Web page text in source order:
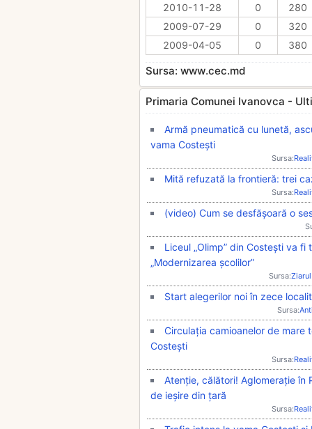
2010-11-28
0
280
2009-07-29
0
320
2009-04-05
0 380
Sursa: www.cec.md
Primaria Comunei Ivanovca -
Armă pneumatică cu lunetă,
vama Costești
Sursa:
Mită refuzată la frontieră: trei
Sursa:
(video) Cum se desfășoară o
Liceul „Olimp” din Costești va
„Modernizarea școlilor”
Sursa:
Start alegerilor noi în zece
Sursa:
Circulația camioanelor de mare
Costești
Sursa:
Atenție, călători! Aglomerație în
de ieșire din țară
Sursa: